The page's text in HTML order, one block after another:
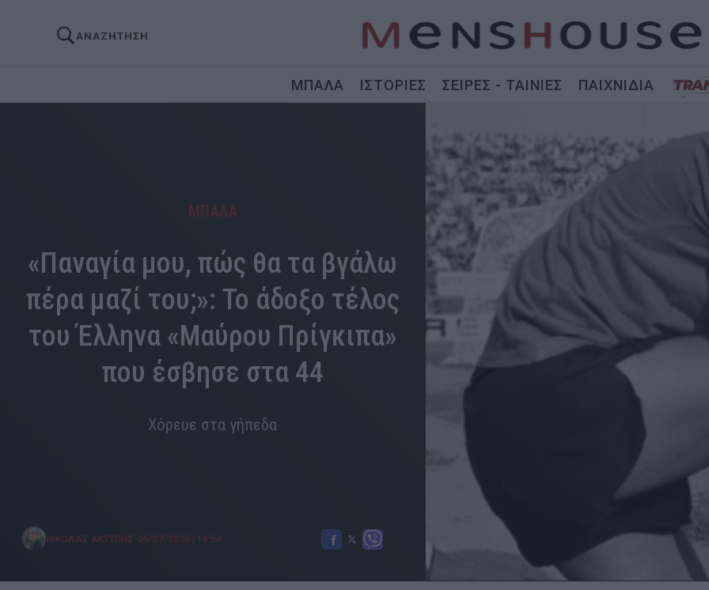
ΑΝΑΖΗΤΗΣΗ
ΜΠΑΛΑ ΙΣΤΟΡΙΕΣ ΣΕΙΡΕΣ - ΤΑΙΝΙΕΣ ΠΑΙΧΝΙΔΙΑ
ΜΠΑΛΑ
«Παναγία μου, πώς θα τα βγάλω
πέρα μαζί του;»: Το άδοξο τέλος
του Έλληνα «Μαύρου Πρίγκιπα»
που έσβησε στα 44
Χόρευε στα γήπεδα
ΝΙΚΟΛΑΣ ΑΚΤΥΠΗΣ 05/07/2025 | 16:54